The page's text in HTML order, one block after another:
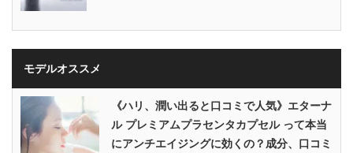
モデルオススメ
《ハリ、潤い出ると口コミで人気》エターナ
ル プレミアムプラセンタカプセル って本当
にアンチエイジングに効くの？成分、口コミ